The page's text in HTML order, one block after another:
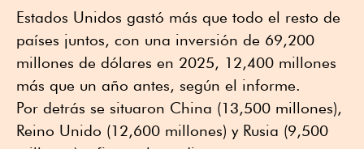
Estados Unidos gastó más que todo el resto de
países juntos, con una inversión de 69,200
millones de dólares en 2025, 12,400 millones
más que un año antes, según el informe.
Por detrás se situaron China (13,500 millones),
Reino Unido (12,600 millones) y Rusia (9,500